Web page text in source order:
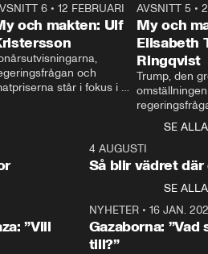
27:30
6 •12 FEBRUARI
och makten: Ulf
och
står i fokus i
ställer
Ulf Kristersson
AVSNITT 5 •
My och
Elisabeth
Ringqvist
Trump, den
centrum i
avsnittet av
Makten”. Se
Aftonbladets
Rohwedder
Thand Ring
SE ALLA
4 AUGUSTI
Så blir vädret där
SE ALLA
”Vill
NYHETER• 16 JAN.
Gazaborna:
till?”